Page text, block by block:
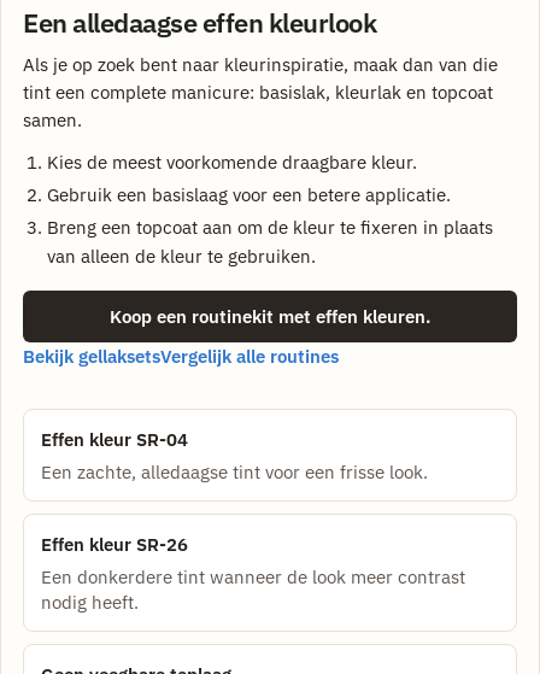
Een alledaagse effen kleurlook
Als je op zoek bent naar kleurinspiratie, maak dan van die
tint een complete manicure: basislak, kleurlak en topcoat
samen.
Kies de meest voorkomende draagbare kleur.
Gebruik een basislaag voor een betere applicatie.
Breng een topcoat aan om de kleur te fixeren in plaats
van alleen de kleur te gebruiken.
Koop een routinekit met effen kleuren.
Bekijk gellaksetsVergelijk alle routines
Effen kleur SR-04
Een zachte, alledaagse tint voor een frisse look.
Effen kleur SR-26
Een donkerdere tint wanneer de look meer contrast
nodig heeft.